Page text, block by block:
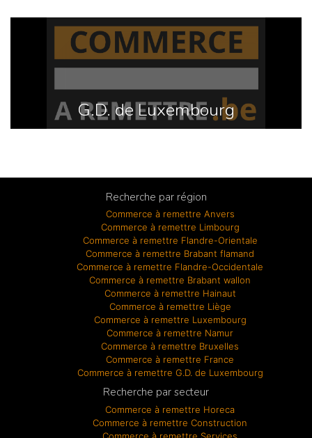
G.D. de Luxembourg
Recherche par région
Commerce à remettre Anvers
Commerce à remettre Limbourg
Commerce à remettre Flandre-Orientale
Commerce à remettre Brabant flamand
Commerce à remettre Flandre-Occidentale
Commerce à remettre Brabant wallon
Commerce à remettre Hainaut
Commerce à remettre Liège
Commerce à remettre Luxembourg
Commerce à remettre Namur
Commerce à remettre Bruxelles
Commerce à remettre France
Commerce à remettre G.D. de Luxembourg
Recherche par secteur
Commerce à remettre Horeca
Commerce à remettre Construction
Commerce à remettre Services